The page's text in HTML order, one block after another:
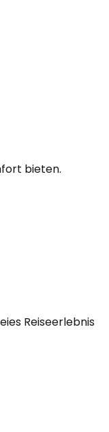
bieten.
Reiseerlebnis